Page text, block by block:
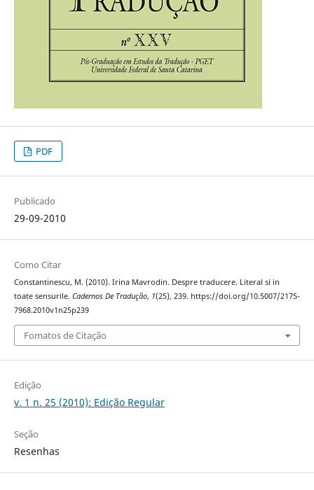
PDF
Publicado
29-09-2010
Como Citar
Constantinescu, M. (2010). Irina Mavrodin. Despre traducere. Literal si in
toate sensurile. Cadernos De Tradução, 1(25), 239. https://doi.org/10.5007/2175-
7968.2010v1n25p239
Fomatos de Citação
Edição
v. 1 n. 25 (2010): Edição Regular
Seção
Resenhas